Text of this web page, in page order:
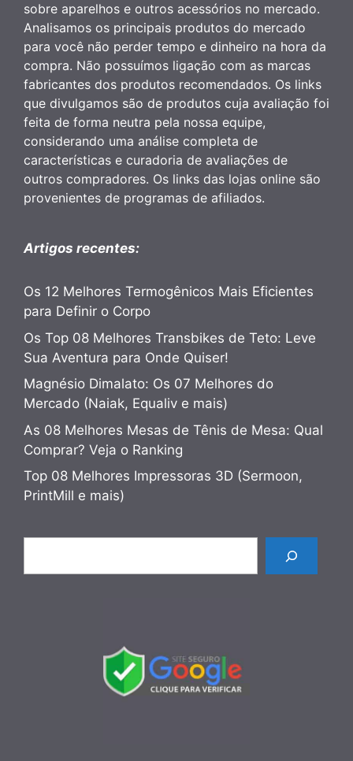
sobre aparelhos e outros acessórios no mercado.
Analisamos os principais produtos do mercado
para você não perder tempo e dinheiro na hora da
compra. Não possuímos ligação com as marcas
fabricantes dos produtos recomendados. Os links
que divulgamos são de produtos cuja avaliação foi
feita de forma neutra pela nossa equipe,
considerando uma análise completa de
características e curadoria de avaliações de
outros compradores. Os links das lojas online são
provenientes de programas de afiliados.
Artigos recentes:
Os 12 Melhores Termogênicos Mais Eficientes
para Definir o Corpo
Os Top 08 Melhores Transbikes de Teto: Leve
Sua Aventura para Onde Quiser!
Magnésio Dimalato: Os 07 Melhores do
Mercado (Naiak, Equaliv e mais)
As 08 Melhores Mesas de Tênis de Mesa: Qual
Comprar? Veja o Ranking
Top 08 Melhores Impressoras 3D (Sermoon,
PrintMill e mais)